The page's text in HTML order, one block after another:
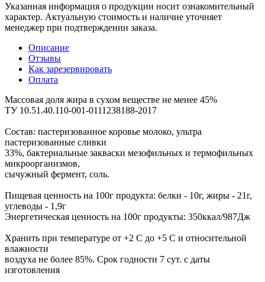
Указанная информация о продукции носит ознакомительный
характер. Актуальную стоимость и наличие уточняет
менеджер при подтверждении заказа.
Описание
Отзывы
Как зарезервировать
Оплата
Массовая доля жира в сухом веществе не менее 45%
ТУ 10.51.40.110-001-0111238188-2017
Состав: пастеризованное коровье молоко, ультра
пастеризованные сливки
33%, бактериальные закваски мезофильных и термофильных
микроорганизмов,
сычужный фермент, соль.
Пищевая ценность на 100г продукта: белки - 10г, жиры - 21г,
углеводы - 1,9г
Энергетическая ценность на 100г продукты: 350ккал/987Дж
Хранить при температуре от +2 С до +5 С и относительной
влажности
воздуха не более 85%. Срок годности 7 сут. с даты
изготовления